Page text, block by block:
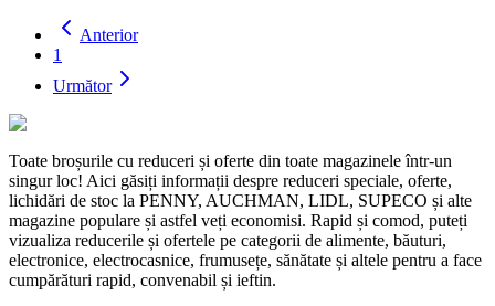
Anterior
1
Următor
Toate broșurile cu reduceri și oferte din toate magazinele într-un
singur loc! Aici găsiți informații despre reduceri speciale, oferte,
lichidări de stoc la PENNY, AUCHMAN, LIDL, SUPECO și alte
magazine populare și astfel veți economisi. Rapid și comod, puteți
vizualiza reducerile și ofertele pe categorii de alimente, băuturi,
electronice, electrocasnice, frumusețe, sănătate și altele pentru a face
cumpărături rapid, convenabil și ieftin.